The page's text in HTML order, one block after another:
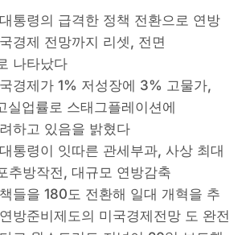
통령의 급격한 정책 전환으로 연방
경제 전망까지 리셋, 전면
나타났다
경제가 1% 저성장에 3% 고물가,
실업률로 스태그플레이션에
하고 있음을 밝혔다
통령이 잇따른 관세부과, 사상 최대
추방작전, 대규모 연방감축
들을 180도 전환해 일대 개혁을 추
방준비제도의 미국경제전망 도 완전